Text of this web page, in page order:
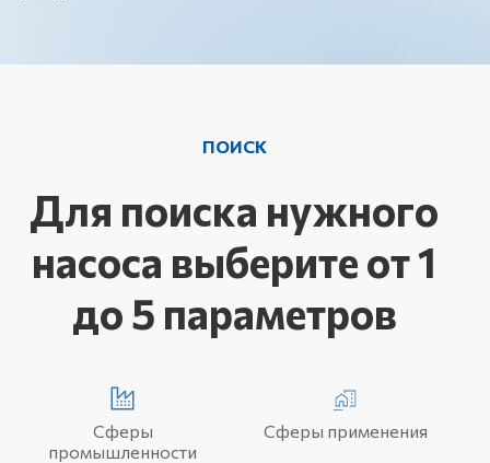
ПОИСК
Для поиска нужного
насоса выберите от 1
до 5 параметров
Сферы
промышленности
Сферы применения